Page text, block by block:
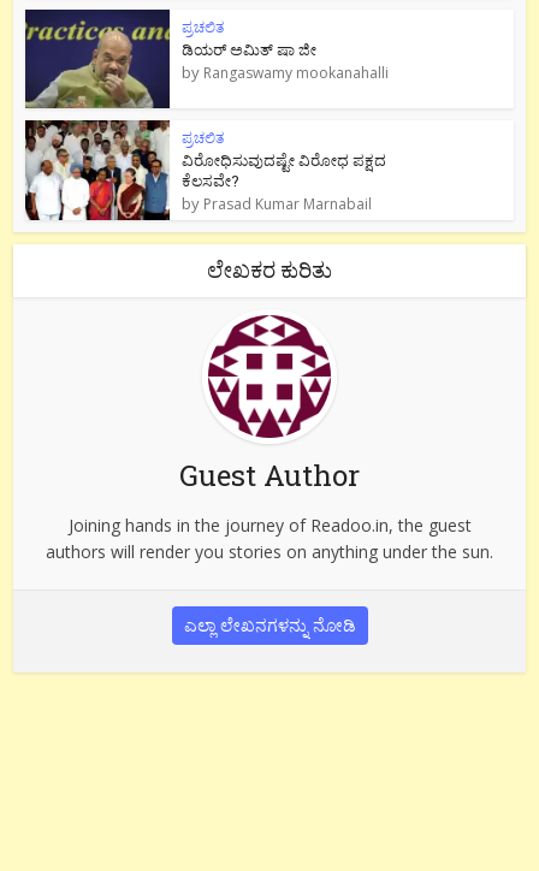
ಪ್ರಚಲಿತ
ಡಿಯರ್ ಅಮಿತ್ ಷಾ ಜೀ
by Rangaswamy mookanahalli
ಪ್ರಚಲಿತ
ವಿರೋಧಿಸುವುದಷ್ಟೇ ವಿರೋಧ ಪಕ್ಷದ
ಕೆಲಸವೇ?
by Prasad Kumar Marnabail
ಲೇಖಕರ ಕುರಿತು
Guest Author
Joining hands in the journey of Readoo.in, the guest
authors will render you stories on anything under the sun.
ಎಲ್ಲಾ ಲೇಖನಗಳನ್ನು ನೋಡಿ